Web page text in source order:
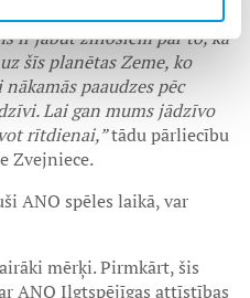
ilgtermiņā, bet mūsu
ir jābūt zinošiem par to, kā
šīs planētas Zeme, ko
paaudzes pēc
Lai gan mums jādzīvo
rītdienai,”tādu pārliecību
Zvejniece.
ANO spēles laikā, var
mērķi. Pirmkārt, šis
ANO Ilgtspējīgas attīstības